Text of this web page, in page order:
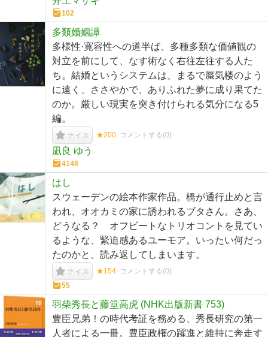
102
多類婚姻譚
多様性·寛容性への道半ば、多種多類な価値観の
対立を前にして、なす術なく右往左往する人た
ち。結婚というシステムは、まるで蜃気楼のよう
に遠く、ささやかで、ありふれた夢に成り果てた
のか。厳しい現実を突き付けられる気分になる5
編。
ナイス ★200 コメントする(0)
凪良 ゆう
4148
はし
スウェーデンの絵本作家作品。橋が通行止めと言
われ、オオカミの家に誘われるブタさん。さあ、
どうなる？ オフビートなトリオコントを見てい
るような、緊迫感あるユーモア。いったい何だっ
たのかと、読み返してしまいます。
ナイス ★154 コメントする(0)
55
羽柴秀長と藤堂高虎 (NHK出版新書 753)
豊臣兄弟！の時代考証を務める、秀長研究の第一
人者による一冊。豊臣政権の躍進と維持に奔走す